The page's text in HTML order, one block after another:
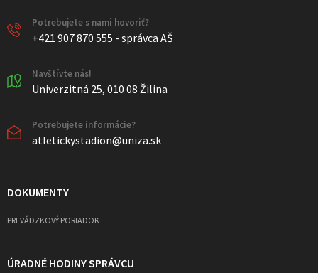
Potrebujete s nami hovoriť?
+421 907 870 555 - správca AŠ
Navštívte nás!
Univerzitná 25, 010 08 Žilina
Potrebujete informácie?
atletickystadion@uniza.sk
DOKUMENTY
PREVÁDZKOVÝ PORIADOK
ÚRADNÉ HODINY SPRÁVCU